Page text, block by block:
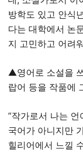
방학도 있고 안식
다는 대학에서 논
지 고민하고 어려
▲영어로 소설을
랍어 등을 작품에
“작가로서 나는
국어가 아니지만
힐리어에서 느낄